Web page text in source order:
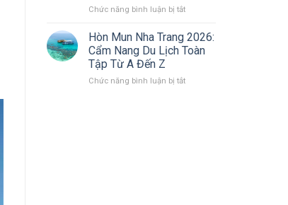
Xe
2026
Đà
Cẩm
Nang
Toàn
Từ
Chức năng bình luận bị tắtở
Vi
Rồng
Bình
Cẩm
Hòn Mun Nha Trang 2026:
Cẩm Nang Du Lịch Toàn
Tập Từ A Đến Z
Chức năng bình luận bị tắtở